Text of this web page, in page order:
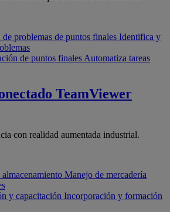
problemas de puntos finales Identifica y
de puntos finales Automatiza tareas
TeamViewer
con realidad aumentada industrial.
Manejo de mercadería
y capacitación Incorporación y formación